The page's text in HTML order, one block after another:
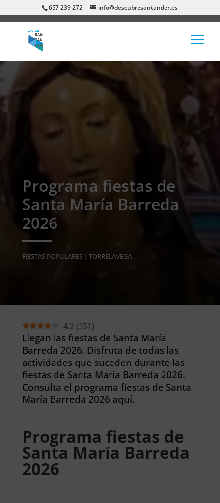
657 239 272 info@descubresantander.es
Programa fiestas de
Santa María Barreda
2026
FIESTAS POPULARES| TORRELAVEGA
4.2 (351)
Llegan las fiestas de Santa María
Barreda 2026. Disfruta de todas las
actividades que suceden durante las
fiestas de Santa María Barreda 2026.
Consulta el programa fiestas de Santa
María Barreda 2026 aquí.
Programa fiestas de
Santa María Barreda
2026